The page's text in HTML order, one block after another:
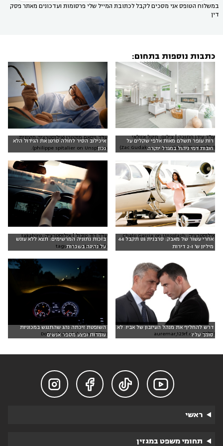
במשלוח הטופס אני מסכים לקבל לכתובת המייל שלי פרסומות ועדכונים מאתר פסק
דין
כתבות נוספות בתחום:
רות עופר תשלם מאות אלפי שקלים על
חובות דמי ניהול במגדל יוקרה
עו"ד עידן חתוכה | צילום: מיטל אזולאי
(אילוסטרציה: Zac Gudakov on Unsplash)
איכילוב הסיר לחולה סרטן את הגידול הלא
נכון
עו"ד ויסאם מוקטרן (אילוסטרציה חיצונית:
philippe spitalier on Unsplash).
אחרי עשור של מאבק: סרבנית גט תקבל 44
מיליון ש' ו-2 דירות
אילוסטרציה: Chalo Garcia on Unsplash
בזכות נתוניה המרשימים: תצא ללא עונש
על נהיגה בשכרות
עו"ד דוד טובול | אילוסטרציה: takahiro
taguchi on Unsplash
דרש להחליף את מנהל העיזבון של אביו: לא
סומך עליו
צילום: auremar,123rf.com
השופטת זיכתה נהג שהתנגש במכוניות
עומדות ופצע מספר אנשים
צילום: Dollarphotoclub.com




ראשי
תחומי משפט במגזין